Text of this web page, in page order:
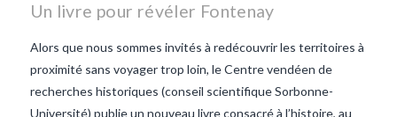
Un livre pour révéler Fontenay
Alors que nous sommes invités à redécouvrir les territoires à
proximité sans voyager trop loin, le Centre vendéen de
recherches historiques (conseil scientifique Sorbonne-
Université) publie un nouveau livre consacré à l’histoire, au